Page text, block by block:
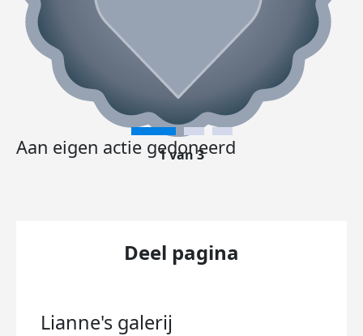
Aan eigen actie gedoneerd
1 van 3
Deel pagina
Lianne's galerij